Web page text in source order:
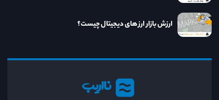
نااریب
ارزش بازار ارز های دیجیتال چیست؟